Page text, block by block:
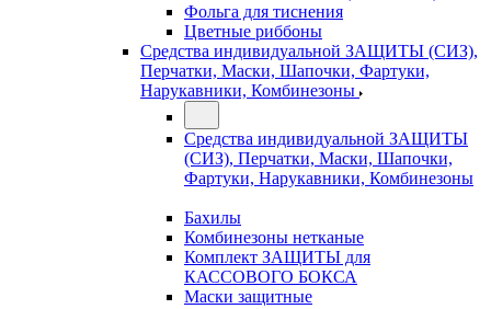
Фольга для тиснения
Цветные риббоны
Средства индивидуальной ЗАЩИТЫ (СИЗ),
Перчатки, Маски, Шапочки, Фартуки,
Нарукавники, Комбинезоны
Средства индивидуальной ЗАЩИТЫ
(СИЗ), Перчатки, Маски, Шапочки,
Фартуки, Нарукавники, Комбинезоны
Бахилы
Комбинезоны нетканые
Комплект ЗАЩИТЫ для
КАССОВОГО БОКСА
Маски защитные